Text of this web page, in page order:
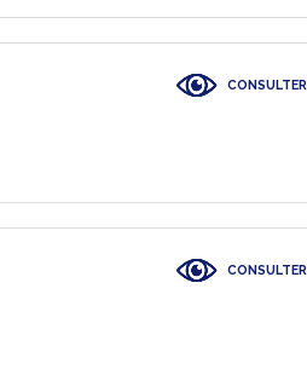
CONSULTER
CONSULTER